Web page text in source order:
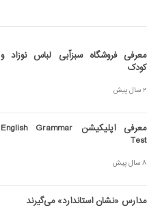
معرفی فروشگاه سبزآبی لباس نوزاد و
کودک
2 سال پیش
معرفی اپلیکیشن English Grammar
Test
8 سال پیش
مدارس «نشان استاندارد» می‌گیرند